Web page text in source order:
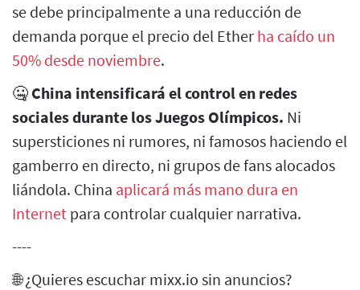
se debe principalmente a una reducción de
demanda porque el precio del Ether ha caído un
50% desde noviembre.
🤐 China intensificará el control en redes
sociales durante los Juegos Olímpicos. Ni
supersticiones ni rumores, ni famosos haciendo el
gamberro en directo, ni grupos de fans alocados
liándola. China aplicará más mano dura en
Internet para controlar cualquier narrativa.
----
🌐 ¿Quieres escuchar mixx.io sin anuncios?